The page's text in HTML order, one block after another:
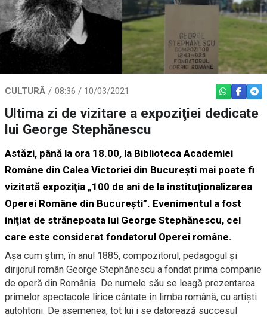
CULTURĂ 08:36 / 10/03/2021 WHATSAPP
Ultima zi de vizitare a expoziţiei dedicate
lui George Stephănescu
Astăzi, până la ora 18.00, la Biblioteca Academiei
Române din Calea Victoriei din Bucureşti mai poate fi
vizitată expoziţia „100 de ani de la instituţionalizarea
Operei Române din Bucureşti”. Evenimentul a fost
iniţiat de strănepoata lui George Stephănescu, cel
care este considerat fondatorul Operei române.
Aşa cum ştim, în anul 1885, compozitorul, pedagogul și
dirijorul român George Stephănescu a fondat prima companie
de operă din România. De numele său se leagă prezentarea
primelor spectacole lirice cântate în limba română, cu artişti
autohtoni. De asemenea, tot lui i se datorează succesul